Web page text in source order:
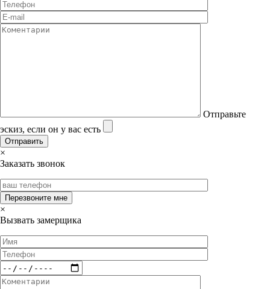
Отправьте
эскиз, если он у вас есть
×
Заказать звонок
×
Вызвать замерщика